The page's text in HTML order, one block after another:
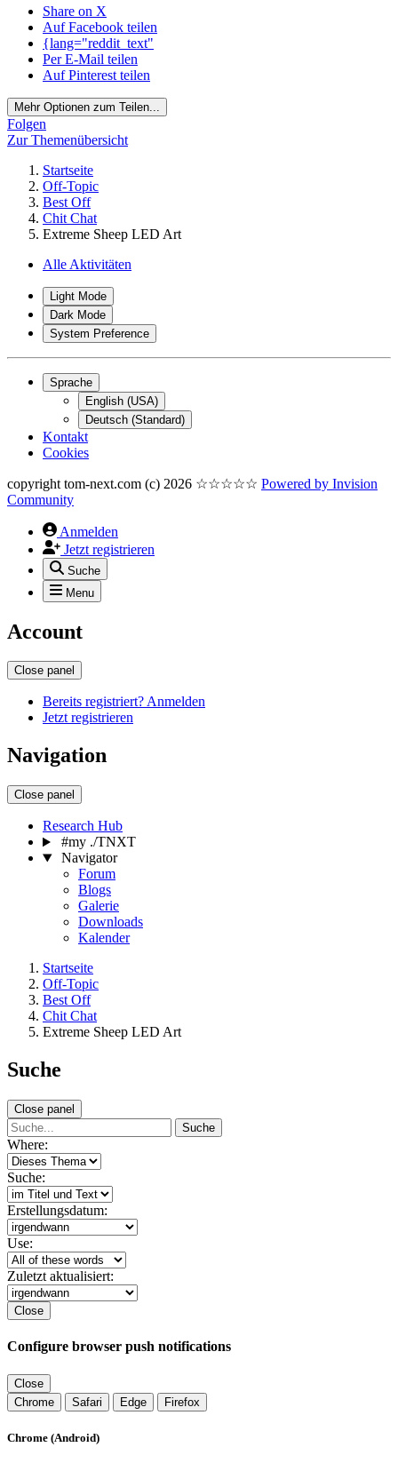
Share on X
Auf Facebook teilen
{lang="reddit_text"
Per E-Mail teilen
Auf Pinterest teilen
Mehr Optionen zum Teilen...
Folgen
Zur Themenübersicht
Startseite
Off-Topic
Best Off
Chit Chat
Extreme Sheep LED Art
Alle Aktivitäten
Light Mode
Dark Mode
System Preference
Sprache
English (USA)
Deutsch (Standard)
Kontakt
Cookies
copyright tom-next.com (c) 2026 ☆☆☆☆☆ Powered by Invision
Community
Anmelden
Jetzt registrieren
Suche
Menu
Account
Close panel
Bereits registriert? Anmelden
Jetzt registrieren
Navigation
Close panel
Research Hub
#my ./TNXT
Navigator
Forum
Blogs
Galerie
Downloads
Kalender
Startseite
Off-Topic
Best Off
Chit Chat
Extreme Sheep LED Art
Suche
Close panel
Suche
Where:
Suche:
Erstellungsdatum:
Use:
Zuletzt aktualisiert:
Close
Configure browser push notifications
Close
Chrome
Safari Edge Firefox
Chrome (Android)